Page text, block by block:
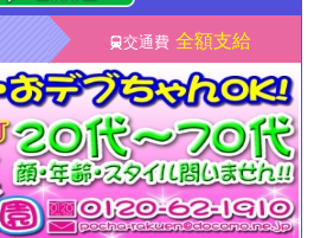
交通費 全額支給